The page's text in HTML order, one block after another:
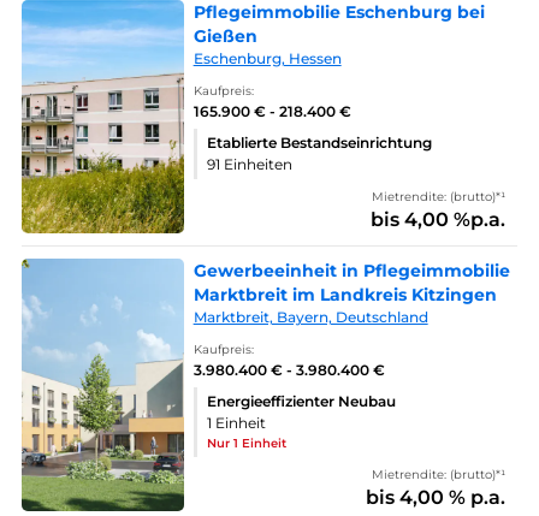
Pflegeimmobilie Eschenburg bei
Gießen
Eschenburg, Hessen
Kaufpreis:
165.900 € - 218.400 €
Etablierte Bestandseinrichtung
91 Einheiten
Mietrendite: (brutto)*¹
bis 4,00 %p.a.
Gewerbeeinheit in Pflegeimmobilie
Marktbreit im Landkreis Kitzingen
Marktbreit, Bayern, Deutschland
Kaufpreis:
3.980.400 € - 3.980.400 €
Energieeffizienter Neubau
1 Einheit
Nur 1 Einheit
Mietrendite: (brutto)*¹
bis 4,00 % p.a.